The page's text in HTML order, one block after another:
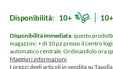
Disponibilità: 10+ 10+
Disponibilità immediata: questo
magazzini: + di 10 pz presso il centro
automatico centrale. Ordinandolo ora
Maggiori informazioni
I prezzi degli articoli in vendita su